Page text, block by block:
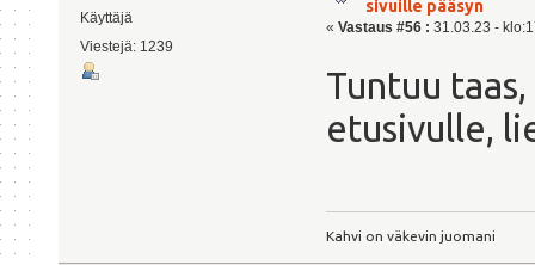
Käyttäjä
Viestejä: 1239
sivuille pääsyn
« Vastaus #56 : 31.03.23 -
Tuntuu
etusivulle,
Kahvi on väkevin juomani